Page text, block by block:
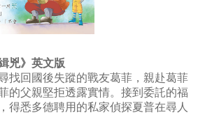
兇》英文版
找回國後失蹤的戰友葛菲，親赴葛菲
的父親堅拒透露實情。接到委託的福
得悉多德聘用的私家偵探夏普在尋人